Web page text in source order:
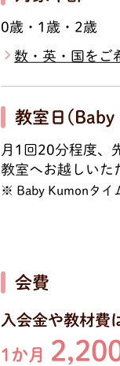
0歳・1歳・2歳
数・英・国をご
教室日(Baby
月1回20分程度、
教室へお越しいた
Baby Kumonタイ
会費
入会金や教材費
1か月